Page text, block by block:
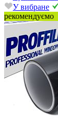
У вибране
рекомендуємо